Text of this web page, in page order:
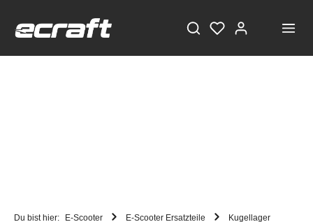
Du bist hier: E-Scooter E-Scooter Ersatzteile Kugellager